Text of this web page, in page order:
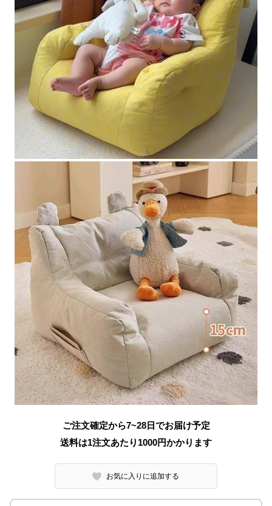
ご注文確定から7~28日でお届け予定
送料は1注文あたり 1000円かかります
お気に入りに追加する